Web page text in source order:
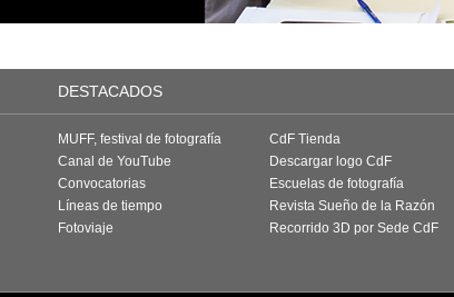
DESTACADOS
MUFF, festival de fotografía
Canal de YouTube
Convocatorias
Líneas de tiempo
Fotoviaje
CdF Tienda
Descargar logo CdF
Escuelas de fotografía
Revista Sueño de la Razón
Recorrido 3D por Sede CdF